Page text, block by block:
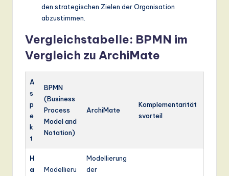
den strategischen Zielen der Organisation
abzustimmen.
Vergleichstabelle: BPMN im
Vergleich zu ArchiMate
A
s
p
e
k
t
BPMN
(Business
Process
Model and
Notation)
ArchiMate
Komplementarität
svorteil
H
a
Modellieru
Modellierung
der